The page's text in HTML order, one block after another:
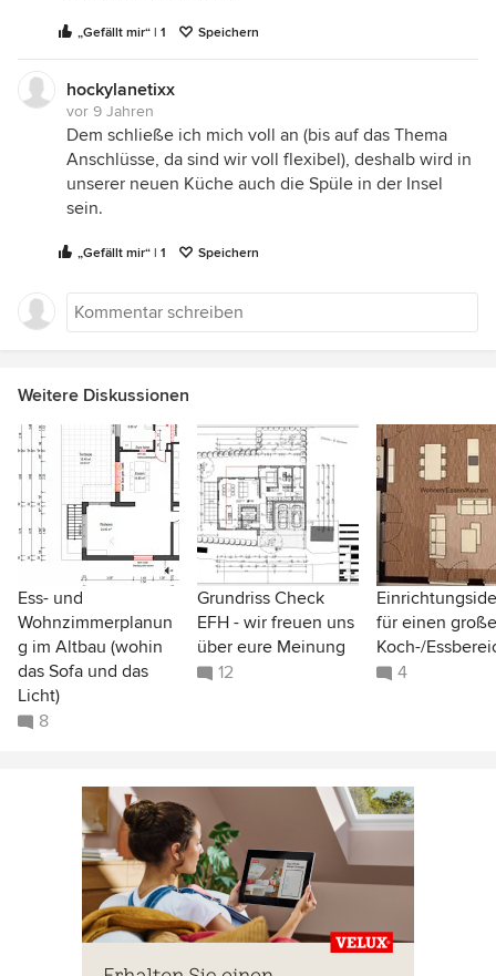
„Gefällt mir“ | 1 Speichern
hockylanetixx
vor 9 Jahren
Dem schließe ich mich voll an (bis auf das Thema
Anschlüsse, da sind wir voll flexibel), deshalb wird in
unserer neuen Küche auch die Spüle in der Insel
sein.
„Gefällt mir“ | 1 Speichern
Weitere Diskussionen
Ess- und
Wohnzimmerplanun
g im Altbau (wohin
das Sofa und das
Licht)
8
Grundriss Check
EFH - wir freuen uns
über eure Meinung
12
für einen
Koch-/
4